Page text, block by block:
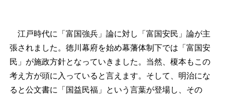
江戸時代に「富国強兵」論に対し「富国安民」論が主
張されました。徳川幕府を始め幕藩体制下では「富国安
民」が施政方針となっていきました。当然、榎本もこの
考え方が頭に入っていると言えます。そして、明治にな
ると公文書に「国益民福」という言葉が登場し、その